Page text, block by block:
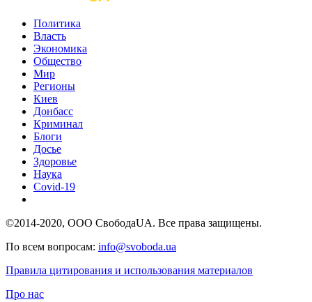
Политика
Власть
Экономика
Общество
Мир
Регионы
Киев
Донбасс
Криминал
Блоги
Досье
Здоровье
Наука
Covid-19
©2014-2020, ООО СвободаUA. Все права защищены.
По всем вопросам: info@svoboda.ua
Правила цитирования и использования материалов
Про нас